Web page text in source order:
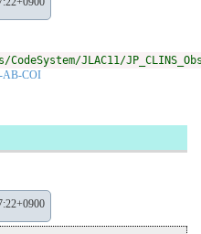
JLAC11/
AB-COI